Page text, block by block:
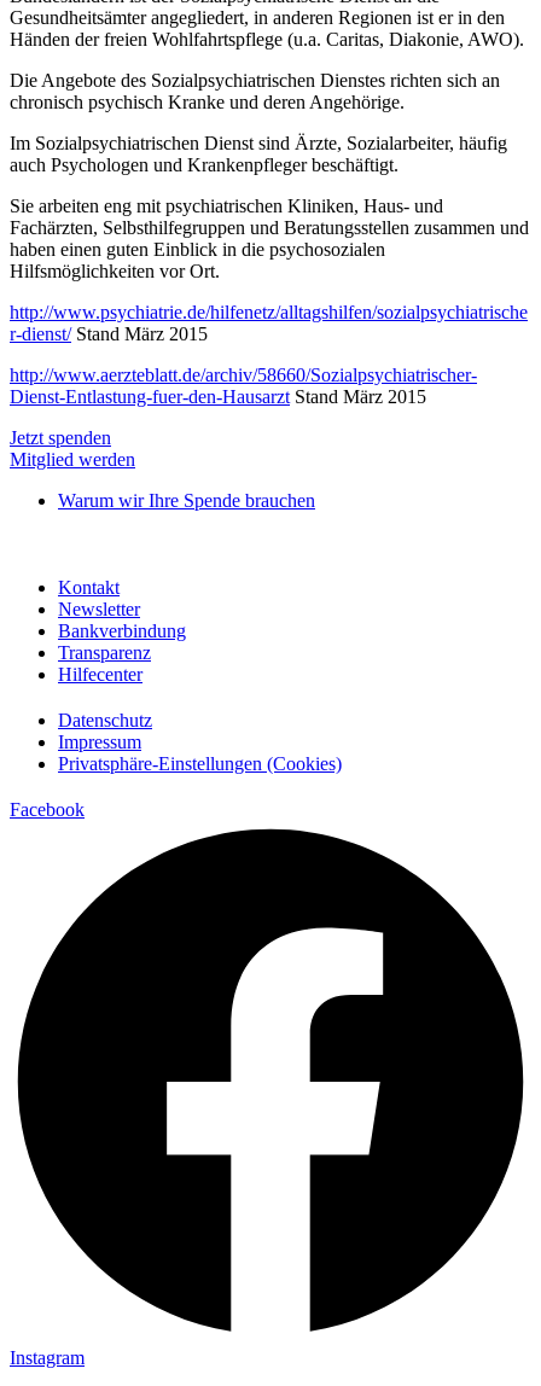
Gesundheitsämter angegliedert, in anderen Regionen ist er in den
Händen der freien Wohlfahrtspflege (u.a. Caritas, Diakonie, AWO).
Die Angebote des Sozialpsychiatrischen Dienstes richten sich an
chronisch psychisch Kranke und deren Angehörige.
Im Sozialpsychiatrischen Dienst sind Ärzte, Sozialarbeiter, häufig
auch Psychologen und Krankenpfleger beschäftigt.
Sie arbeiten eng mit psychiatrischen Kliniken, Haus- und
Fachärzten, Selbsthilfegruppen und Beratungsstellen zusammen und
haben einen guten Einblick in die psychosozialen
Hilfsmöglichkeiten vor Ort.
http://www.psychiatrie.de/hilfenetz/alltagshilfen/sozialpsychiatrische
r-dienst/Stand März 2015
http://www.aerzteblatt.de/archiv/58660/Sozialpsychiatrischer-
Dienst-Entlastung-fuer-den-Hausarzt Stand März 2015
Jetzt spenden
Mitglied werden
Warum wir Ihre Spende brauchen
Kontakt
Newsletter
Bankverbindung
Transparenz
Hilfecenter
Datenschutz
Impressum
Privatsphäre-Einstellungen (Cookies)
Facebook
Instagram